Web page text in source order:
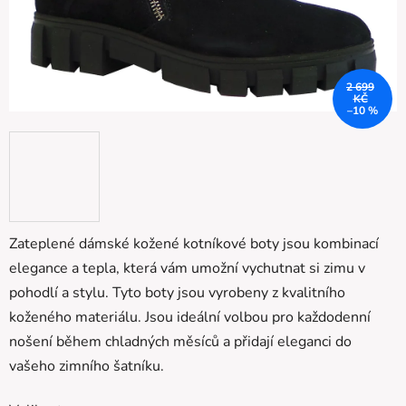
Zateplené dámské kožené kotníkové boty jsou kombinací
elegance a tepla, která vám umožní vychutnat si zimu v
pohodlí a stylu. Tyto boty jsou vyrobeny z kvalitního
koženého materiálu. Jsou ideální volbou pro každodenní
nošení během chladných měsíců a přidají eleganci do
vašeho zimního šatníku.
2 699
KČ
–10 %